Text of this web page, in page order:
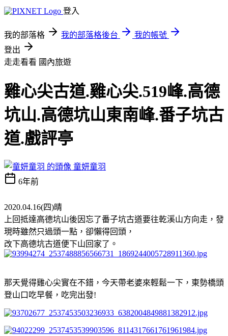
登入
我的部落格 我的部落格後台
我的帳號
登出
走走看看 國內旅遊
雞心尖古道.雞心尖.519峰.高德
坑山.高德坑山東南峰.番子坑古
道.戲評亭
童妍童羽
6年前
2020.04.16(四)晴
上回抵達高德坑山後因忘了番子坑古道要往乾溪山方向走，發
現時雖然只過頭一點，卻懶得回頭，
改下高德坑古道便下山回家了。
那天覺得雞心尖實在不錯，今天帶老婆來輕鬆一下，東勢橋頭
登山口吃早餐，吃完出發!